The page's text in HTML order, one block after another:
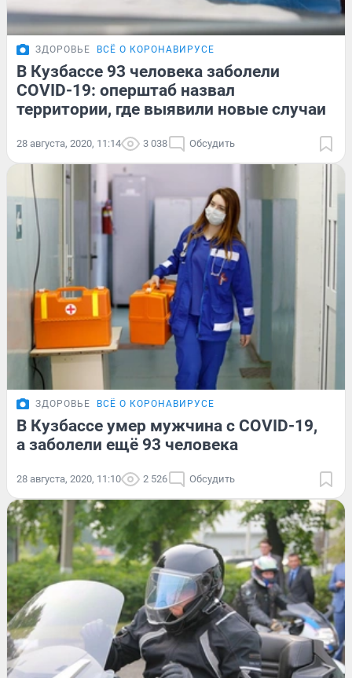
ЗДОРОВЬЕ ВСЁ О КОРОНАВИРУСЕ
В Кузбассе 93 человека заболели
COVID-19: оперштаб назвал
территории, где выявили новые случаи
28 августа, 2020, 11:14 3 038 Обсудить
ЗДОРОВЬЕ ВСЁ О КОРОНАВИРУСЕ
В Кузбассе умер мужчина с COVID-19,
а заболели ещё 93 человека
28 августа, 2020, 11:10 2 526 Обсудить